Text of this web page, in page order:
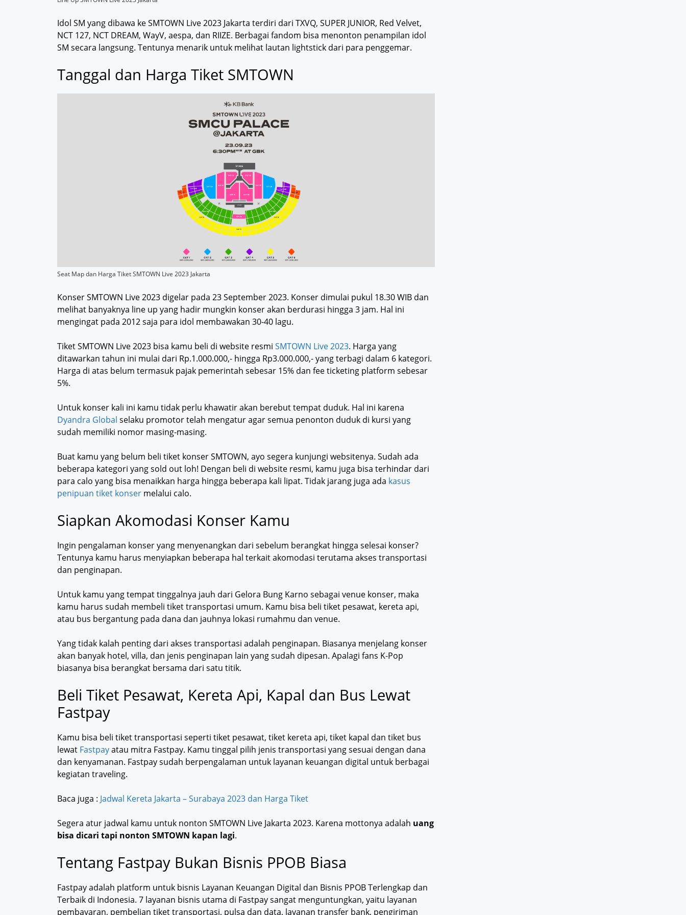
Idol SM yang dibawa ke SMTOWN Live 2023 Jakarta terdiri dari TXVQ, SUPER JUNIOR, Red Velvet,
NCT 127, NCT DREAM, WayV, aespa, dan RIIZE. Berbagai fandom bisa menonton penampilan idol
SM secara langsung. Tentunya menarik untuk melihat lautan lightstick dari para penggemar.
Tanggal dan Harga Tiket SMTOWN
Seat Map dan Harga Tiket SMTOWN Live 2023 Jakarta
Konser SMTOWN Live 2023 digelar pada 23 September 2023. Konser dimulai pukul 18.30 WIB dan
melihat banyaknya line up yang hadir mungkin konser akan berdurasi hingga 3 jam. Hal ini
mengingat pada 2012 saja para idol membawakan 30-40 lagu.
Tiket SMTOWN Live 2023 bisa kamu beli di website resmi SMTOWN Live 2023. Harga yang
ditawarkan tahun ini mulai dari Rp.1.000.000,- hingga Rp3.000.000,- yang terbagi dalam 6 kategori.
Harga di atas belum termasuk pajak pemerintah sebesar 15% dan fee ticketing platform sebesar
5%.
Untuk konser kali ini kamu tidak perlu khawatir akan berebut tempat duduk. Hal ini karena
Dyandra Global selaku promotor telah mengatur agar semua penonton duduk di kursi yang
sudah memiliki nomor masing-masing.
Buat kamu yang belum beli tiket konser SMTOWN, ayo segera kunjungi websitenya. Sudah ada
beberapa kategori yang sold out loh! Dengan beli di website resmi, kamu juga bisa terhindar dari
para calo yang bisa menaikkan harga hingga beberapa kali lipat. Tidak jarang juga ada kasus
penipuan tiket konser melalui calo.
Siapkan Akomodasi Konser Kamu
Ingin pengalaman konser yang menyenangkan dari sebelum berangkat hingga selesai konser?
Tentunya kamu harus menyiapkan beberapa hal terkait akomodasi terutama akses transportasi
dan penginapan.
Untuk kamu yang tempat tinggalnya jauh dari Gelora Bung Karno sebagai venue konser, maka
kamu harus sudah membeli tiket transportasi umum. Kamu bisa beli tiket pesawat, kereta api,
atau bus bergantung pada dana dan jauhnya lokasi rumahmu dan venue.
Yang tidak kalah penting dari akses transportasi adalah penginapan. Biasanya menjelang konser
akan banyak hotel, villa, dan jenis penginapan lain yang sudah dipesan. Apalagi fans K-Pop
biasanya bisa berangkat bersama dari satu titik.
Beli Tiket Pesawat, Kereta Api, Kapal dan Bus Lewat
Fastpay
Kamu bisa beli tiket transportasi seperti tiket pesawat, tiket kereta api, tiket kapal dan tiket bus
lewat Fastpayatau mitra Fastpay. Kamu tinggal pilih jenis transportasi yang sesuai dengan dana
dan kenyamanan. Fastpay sudah berpengalaman untuk layanan keuangan digital untuk berbagai
kegiatan traveling.
Baca juga : Jadwal Kereta Jakarta – Surabaya 2023 dan Harga Tiket
Segera atur jadwal kamu untuk nonton SMTOWN Live Jakarta 2023. Karena mottonya adalah uang
bisa dicari tapi nonton SMTOWN kapan lagi.
Tentang Fastpay Bukan Bisnis PPOB Biasa
Fastpay adalah platform untuk bisnis Layanan Keuangan Digital dan Bisnis PPOB Terlengkap dan
Terbaik di Indonesia. 7 layanan bisnis utama di Fastpay sangat menguntungkan, yaitu layanan
pembayaran, pembelian tiket transportasi, pulsa dan data, layanan transfer bank, pengiriman